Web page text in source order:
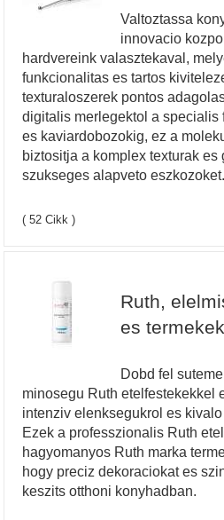
Valtoztassa
innovacio
hardvereink valasztekaval,
funkcionalitas es tartos
texturaloszerek pontos
digitalis merlegektol a specialis
es kaviardobozokig, ez a
biztositja a komplex texturak
szukseges alapveto eszkozoket.
( 52 Cikk )
Ruth,
es termekek
Dobd fel
minosegu Ruth etelfestekekkel
intenziv elenksegukrol es
Ezek a professzionalis Ruth
hagyomanyos Ruth marka
hogy preciz dekoraciokat es
keszits otthoni konyhadban.